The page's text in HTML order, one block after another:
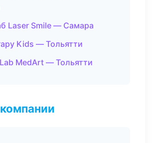
Laser Smile — Самара
Kids — Тольятти
MedArt — Тольятти